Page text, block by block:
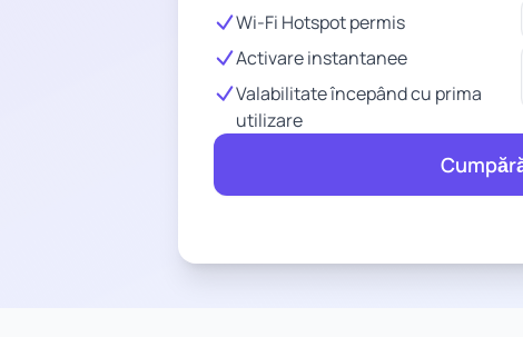
Wi-Fi Hotspot permis
Activare instantanee
Valabilitate începând cu prima
utilizare